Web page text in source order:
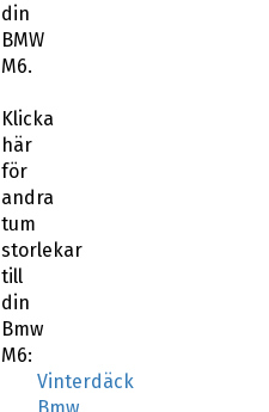
din
BMW
M6.
Klicka
här
för
andra
tum
storlekar
till
din
Bmw
M6:
Vinterdäck
Bmw